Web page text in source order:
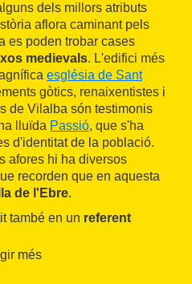
dels millors atributs
aflora caminant pels
es poden trobar cases
medievals. L'edifici més
església de Sant
gòtics, renaixentistes i
de Vilalba són testimonis
lluïda Passió, que s'ha
d'identitat de la població.
afores hi ha diversos
recorden que en aquesta
de l'Ebre.
també en un referent
alguns dels millors
més